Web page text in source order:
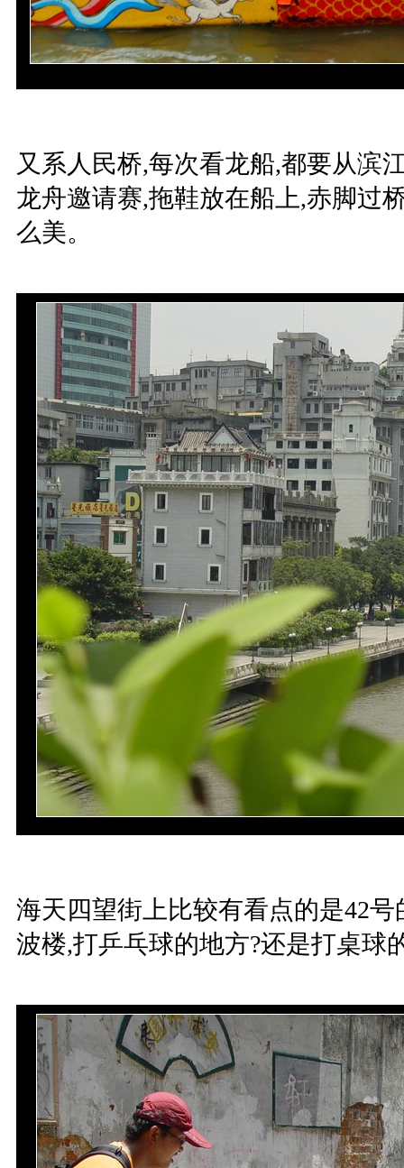
又系人民桥,每次看龙船,都要从滨
龙舟邀请赛,拖鞋放在船上,赤脚过
么美。
海天四望街上比较有看点的是42号
波楼,打乒乓球的地方?还是打桌球